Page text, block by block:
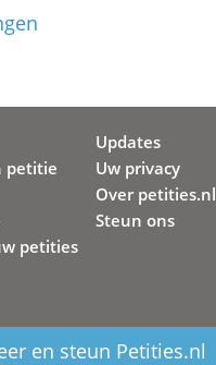
petitie
petities
Updates
Uw privacy
Over petities.nl
Steun ons
en steun Petities.nl